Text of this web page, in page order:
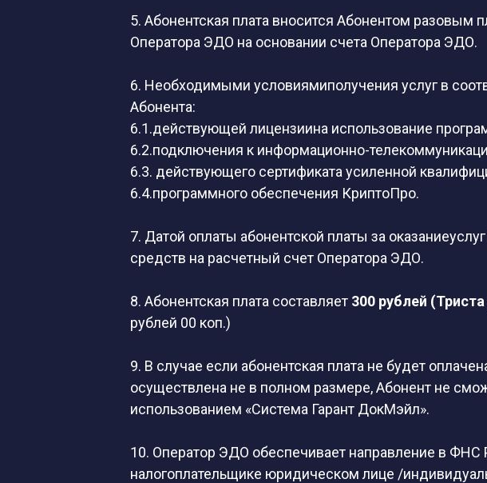
5. Абонентская плата вносится Абонентом
Оператора ЭДО на основании счета Оператора ЭДО.
6. Необходимыми условиямиполучения услуг в
Абонента:
6.1.действующей лицензиина использование
6.2.подключения к информационно-
6.3. действующего сертификата усиленной
6.4.программного обеспечения КриптоПро.
7. Датой оплаты абонентской платы за
средств на расчетный счет Оператора ЭДО.
8. Абонентская плата составляет 300 рублей
рублей 00 коп.)
9. В случае если абонентская плата не будет
осуществлена не в полном размере, Абонент не
использованием «Система Гарант ДокМэйл».
10. Оператор ЭДО обеспечивает направление в
налогоплательщике юридическом лице /